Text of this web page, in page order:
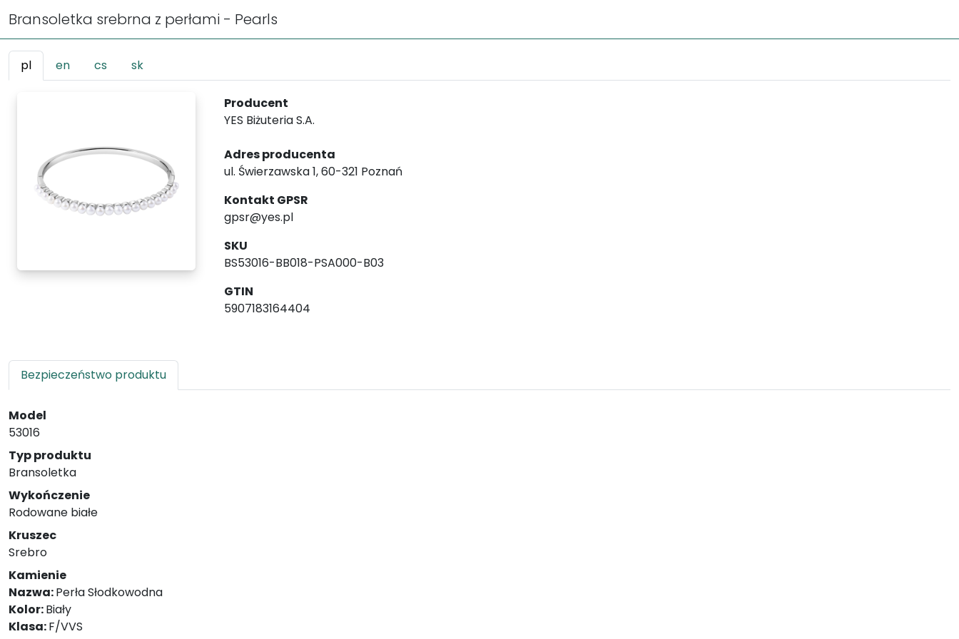
Bransoletka srebrna z perłami - Pearls
pl en cs sk
Producent
YES Biżuteria S.A.
Adres producenta
ul. Świerzawska 1, 60-321 Poznań
Kontakt GPSR
gpsr@yes.pl
SKU
BS53016-BB018-PSA000-B03
GTIN
5907183164404
Bezpieczeństwo produktu
Model
53016
Typ produktu
Bransoletka
Wykończenie
Rodowane białe
Kruszec
Srebro
Kamienie
Nazwa:Perła Słodkowodna
Kolor:Biały
Klasa:F/VVS